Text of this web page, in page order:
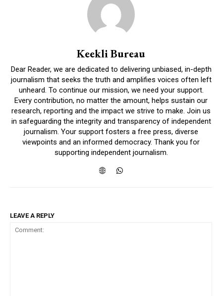
Keekli Bureau
Dear Reader, we are dedicated to delivering unbiased, in-depth
journalism that seeks the truth and amplifies voices often left
unheard. To continue our mission, we need your support.
Every contribution, no matter the amount, helps sustain our
research, reporting and the impact we strive to make. Join us
in safeguarding the integrity and transparency of independent
journalism. Your support fosters a free press, diverse
viewpoints and an informed democracy. Thank you for
supporting independent journalism.
LEAVE A REPLY